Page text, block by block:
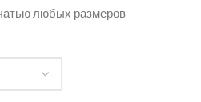
любых размеров